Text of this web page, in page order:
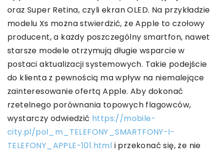
oraz Super Retina, czyli ekran OLED. Na przykładzie
modelu Xs można stwierdzić, że Apple to czołowy
producent, a każdy poszczególny smartfon, nawet
starsze modele otrzymują długie wsparcie w
postaci aktualizacji systemowych. Takie podejście
do klienta z pewnością ma wpływ na niemalejące
zainteresowanie ofertą Apple. Aby dokonać
rzetelnego porównania topowych flagowców,
wystarczy odwiedzić https://mobile-
city.pl/pol_m_TELEFONY_SMARTFONY-I-
TELEFONY_APPLE-101.html i przekonać się, że nie